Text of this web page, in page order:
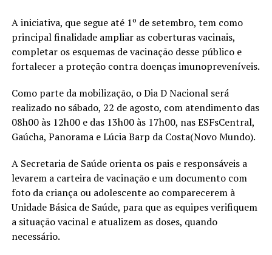
A iniciativa, que segue até 1º de setembro, tem como
principal finalidade ampliar as coberturas vacinais,
completar os esquemas de vacinação desse público e
fortalecer a proteção contra doenças imunopreveníveis.
Como parte da mobilização, o Dia D Nacional será
realizado no sábado, 22 de agosto, com atendimento das
08h00 às 12h00 e das 13h00 às 17h00, nas ESFsCentral,
Gaúcha, Panorama e Lúcia Barp da Costa(Novo Mundo).
A Secretaria de Saúde orienta os pais e responsáveis a
levarem a carteira de vacinação e um documento com
foto da criança ou adolescente ao comparecerem à
Unidade Básica de Saúde, para que as equipes verifiquem
a situação vacinal e atualizem as doses, quando
necessário.